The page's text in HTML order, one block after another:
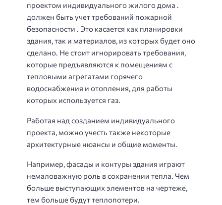
проектом индивидуального жилого дома .
должен быть учет требований пожарной
безопасности . Это касается как планировки
здания, так и материалов, из которых будет оно
сделано. Не стоит игнорировать требования,
которые предъявляются к помещениям с
тепловыми агрегатами горячего
водоснабжения и отопления, для работы
которых используется газ.
Работая над созданием индивидуального
проекта, можно учесть также некоторые
архитектурные нюансы и общие моменты.
Например, фасады и контуры здания играют
немаловажную роль в сохранении тепла. Чем
больше выступающих элементов на чертеже,
тем больше будут теплопотери.